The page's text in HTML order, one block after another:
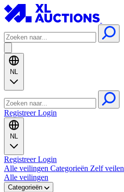
NL
RegistreerLogin
NL
RegistreerLogin
Alle veilingen Categorieën Zelf veilen
Alle veilingen
Categorieën